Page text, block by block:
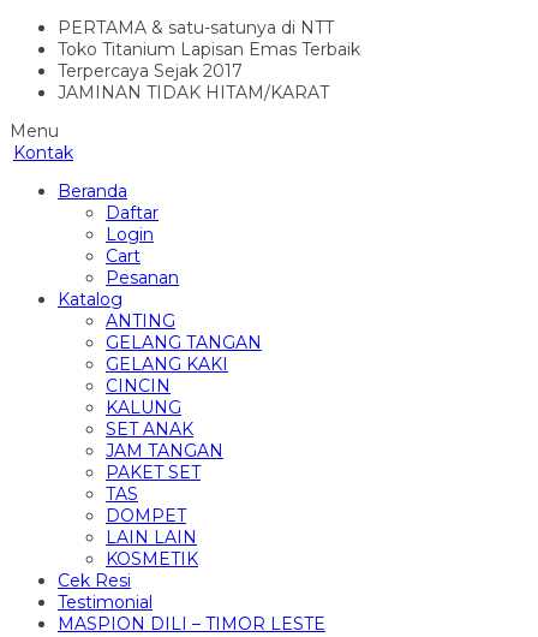
PERTAMA & satu-satunya di NTT
Toko Titanium Lapisan Emas Terbaik
Terpercaya Sejak 2017
JAMINAN TIDAK HITAM/KARAT
Menu
Kontak
Beranda
Daftar
Login
Cart
Pesanan
Katalog
ANTING
GELANG TANGAN
GELANG KAKI
CINCIN
KALUNG
SET ANAK
JAM TANGAN
PAKET SET
TAS
DOMPET
LAIN LAIN
KOSMETIK
Cek Resi
Testimonial
MASPION DILI – TIMOR LESTE